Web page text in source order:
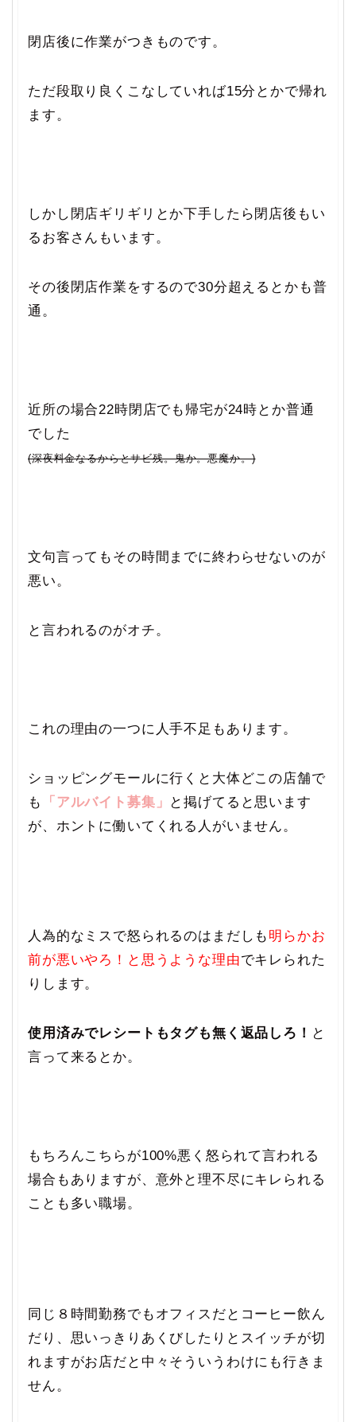
閉店後に作業がつきものです。
ただ段取り良くこなしていれば15分とかで帰れ
ます。
しかし閉店ギリギリとか下手したら閉店後もい
るお客さんもいます。
その後閉店作業をするので30分超えるとかも普
通。
近所の場合22時閉店でも帰宅が24時とか普通
でした
(深夜料金なるからとサビ残。鬼か。悪魔か。)
文句言ってもその時間までに終わらせないのが
悪い。
と言われるのがオチ。
これの理由の一つに人手不足もあります。
ショッピングモールに行くと大体どこの店舗で
も
「アルバイト募集」
と掲げてると思います
が、ホントに働いてくれる人がいません。
人為的なミスで怒られるのはまだしも 明らかお
前が悪いやろ！と思うような理由でキレられた
りします。
使用済みでレシートもタグも無く返品しろ！ と
言って来るとか。
もちろんこちらが100%悪く怒られて言われる
場合もありますが、意外と理不尽にキレられる
ことも多い職場。
同じ８時間勤務でもオフィスだとコーヒー飲ん
だり、思いっきりあくびしたりとスイッチが切
れますがお店だと中々そういうわけにも行きま
せん。